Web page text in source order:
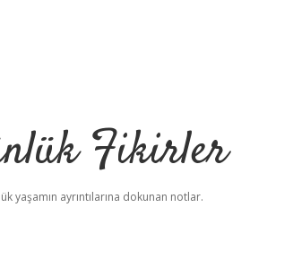
Fikirler
yaşamın ayrıntılarına dokunan notlar.